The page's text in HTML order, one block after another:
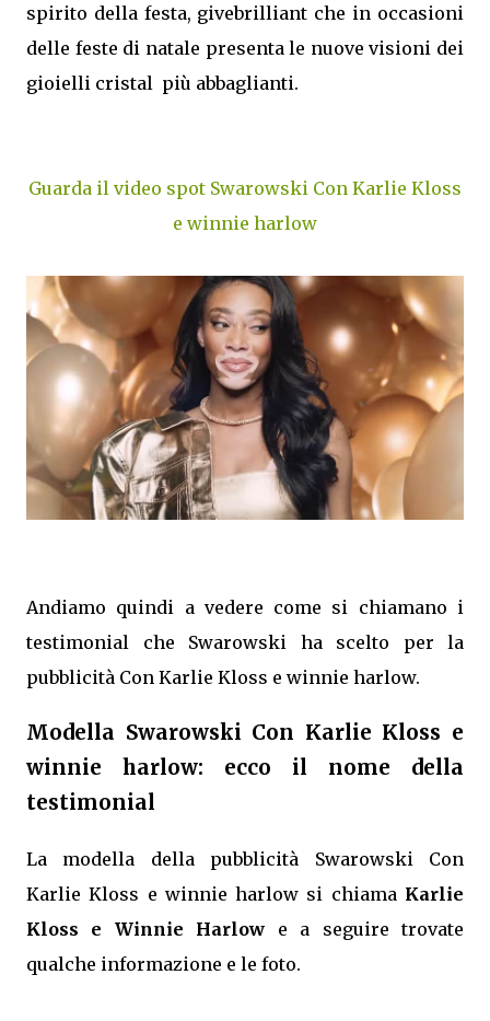
spirito della festa, givebrilliant che in occasioni
delle feste di natale presenta le nuove visioni dei
gioielli cristal più abbaglianti.
Guarda il video spot Swarowski Con Karlie Kloss
e winnie harlow
Andiamo quindi a vedere come si chiamano i
testimonial che Swarowski ha scelto per la
pubblicità Con Karlie Kloss e winnie harlow.
Modella Swarowski Con Karlie Kloss e
winnie harlow: ecco il nome della
testimonial
La modella della pubblicità Swarowski Con
Karlie Kloss e winnie harlow si chiama Karlie
Kloss e Winnie Harlow e a seguire trovate
qualche informazione e le foto.